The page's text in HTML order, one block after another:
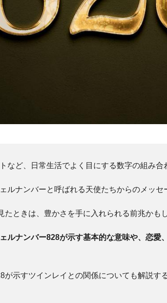
など、日常生活でよく目にする数字の組み合
ルナンバーと呼ばれる天使たちからのメッセ
たときは、豊かさを手に入れられる前兆かも
ルナンバー828が示す基本的な意味や、恋愛
が示すツインレイとの関係についても解説す